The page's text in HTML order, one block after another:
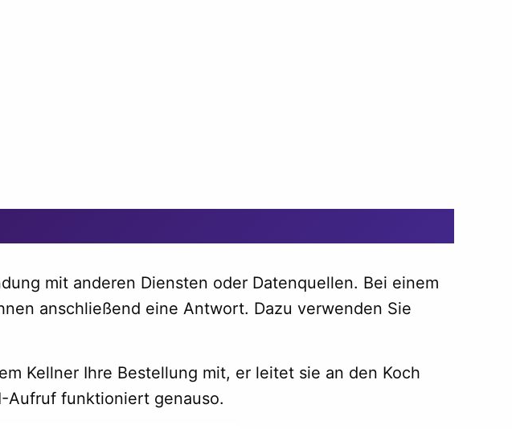
mit anderen Diensten oder Datenquellen. Bei einem
anschließend eine Antwort. Dazu verwenden Sie
Kellner Ihre Bestellung mit, er leitet sie an den Koch
Aufruf funktioniert genauso.